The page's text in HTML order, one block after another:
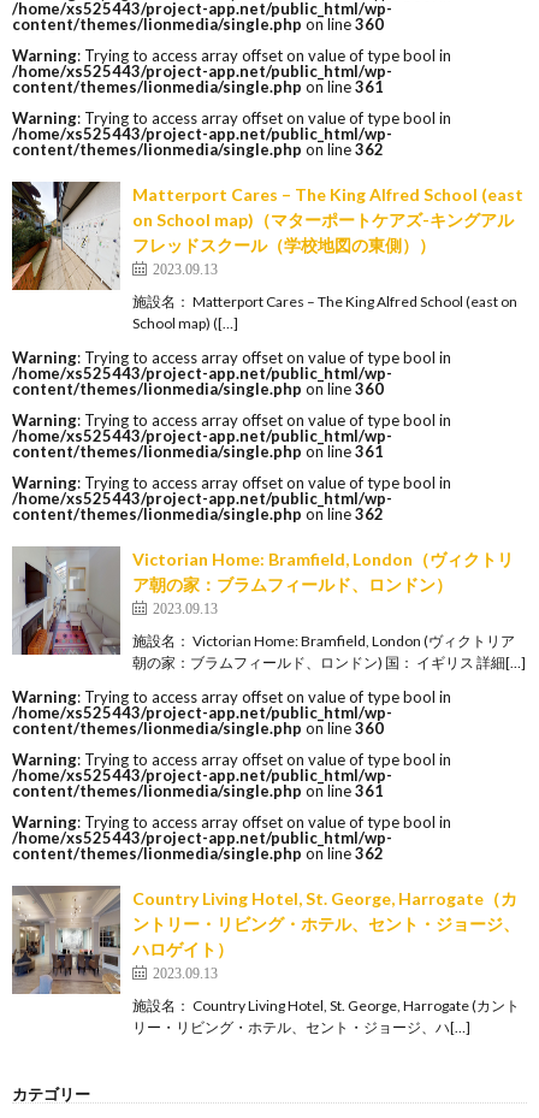
/home/xs525443/project-app.net/public_html/wp-
content/themes/lionmedia/single.php on line360
Warning: Trying to access array offset on value of type bool in
/home/xs525443/project-app.net/public_html/wp-
content/themes/lionmedia/single.php on line361
Warning: Trying to access array offset on value of type bool in
/home/xs525443/project-app.net/public_html/wp-
content/themes/lionmedia/single.php on line362
Matterport Cares – The King Alfred School (east
on School map)（マターポートケアズ-キングアル
フレッドスクール（学校地図の東側））
2023.09.13
施設名： Matterport Cares – The King Alfred School (east on
School map) ([…]
Warning: Trying to access array offset on value of type bool in
/home/xs525443/project-app.net/public_html/wp-
content/themes/lionmedia/single.php on line360
Warning: Trying to access array offset on value of type bool in
/home/xs525443/project-app.net/public_html/wp-
content/themes/lionmedia/single.php on line361
Warning: Trying to access array offset on value of type bool in
/home/xs525443/project-app.net/public_html/wp-
content/themes/lionmedia/single.php on line362
Victorian Home: Bramfield, London（ヴィクトリ
ア朝の家：ブラムフィールド、ロンドン）
2023.09.13
施設名： Victorian Home: Bramfield, London (ヴィクトリア
朝の家：ブラムフィールド、ロンドン) 国： イギリス 詳細[…]
Warning: Trying to access array offset on value of type bool in
/home/xs525443/project-app.net/public_html/wp-
content/themes/lionmedia/single.php on line360
Warning: Trying to access array offset on value of type bool in
/home/xs525443/project-app.net/public_html/wp-
content/themes/lionmedia/single.php on line361
Warning: Trying to access array offset on value of type bool in
/home/xs525443/project-app.net/public_html/wp-
content/themes/lionmedia/single.php on line362
Country Living Hotel, St. George, Harrogate（カ
ントリー・リビング・ホテル、セント・ジョージ、
ハロゲイト）
2023.09.13
施設名： Country Living Hotel, St. George, Harrogate (カント
リー・リビング・ホテル、セント・ジョージ、ハ[…]
カテゴリー